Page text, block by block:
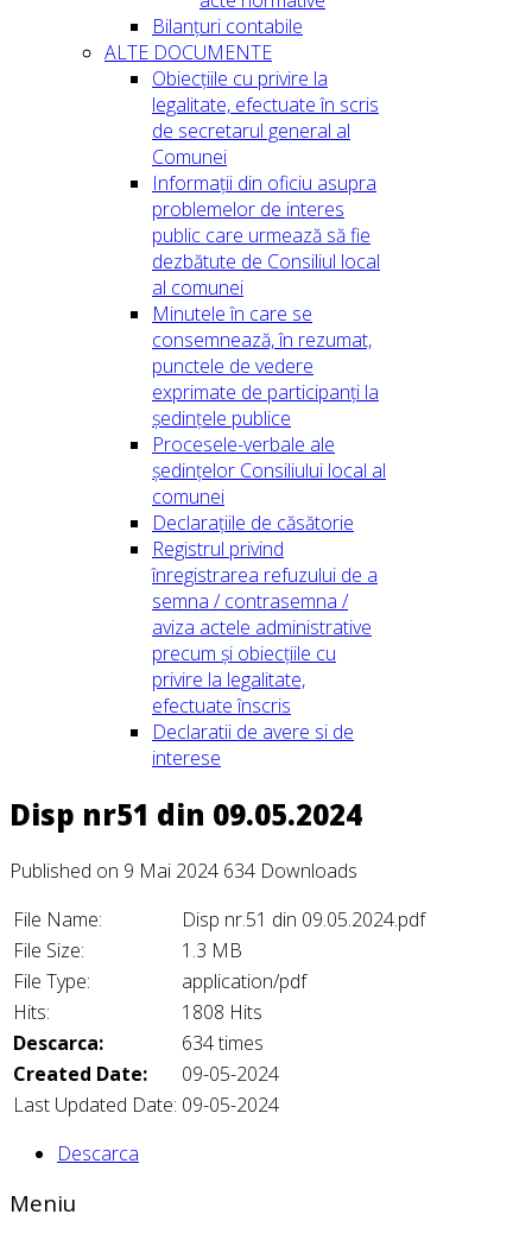
Bilanțuri contabile
ALTE DOCUMENTE
Obiecțiile cu privire la
legalitate, efectuate în scris
de secretarul general al
Comunei
Informații din oficiu asupra
problemelor de interes
public care urmează să fie
dezbătute de Consiliul local
al comunei
Minutele în care se
consemnează, în rezumat,
punctele de vedere
exprimate de participanți la
ședințele publice
Procesele-verbale ale
ședințelor Consiliului local al
comunei
Declarațiile de căsătorie
Registrul privind
înregistrarea refuzului de a
semna / contrasemna /
aviza actele administrative
precum și obiecțiile cu
privire la legalitate,
efectuate înscris
Declaratii de avere si de
interese
Disp nr51 din 09.05.2024
Published on 9 Mai 2024 634 Downloads
File Name:
Disp nr.51 din 09.05.2024.pdf
File Size:
1.3 MB
File Type:
application/pdf
Hits:
1808 Hits
Descarca:
634 times
Created Date:
09-05-2024
Last Updated Date: 09-05-2024
Descarca
Meniu